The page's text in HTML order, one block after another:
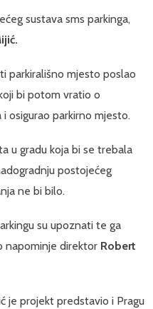
sustava sms parkinga,
parkirališno mjesto poslao
bi potom vratio o
osigurao parkirno mjesto.
u gradu koja bi se trebala
postojećeg
ne bi bilo.
su upoznati te ga
napominje direktor Robert
je projekt predstavio i Pragu